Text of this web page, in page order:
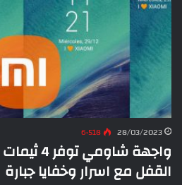
28/03/2023 6٬518
واجهة
القفل مع اسرار وخفايا جبارة